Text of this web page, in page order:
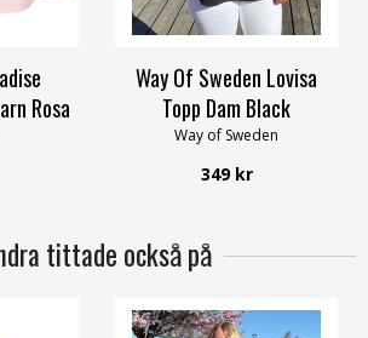
Rosa
56/58
Way Of Sweden Lovisa
Topp Dam Black
Way of Sweden
349 kr
tittade också på